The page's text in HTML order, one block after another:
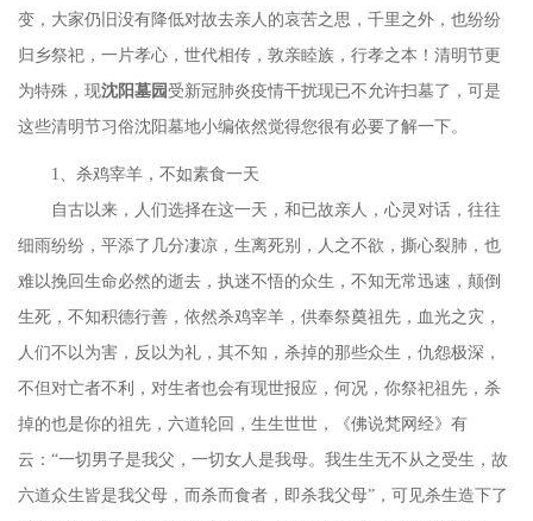
变，大家仍旧没有降低对故去亲人的哀苦之思，千里之外，也纷纷
归乡祭祀，一片孝心，世代相传，敦亲睦族，行孝之本！清明节更
为特殊，现沈阳墓园受新冠肺炎疫情干扰现已不允许扫墓了，可是
这些清明节习俗沈阳墓地小编依然觉得您很有必要了解一下。
1、杀鸡宰羊，不如素食一天
自古以来，人们选择在这一天，和已故亲人，心灵对话，往往
细雨纷纷，平添了几分凄凉，生离死别，人之不欲，撕心裂肺，也
难以挽回生命必然的逝去，执迷不悟的众生，不知无常迅速，颠倒
生死，不知积德行善，依然杀鸡宰羊，供奉祭奠祖先，血光之灾，
人们不以为害，反以为礼，其不知，杀掉的那些众生，仇怨极深，
不但对亡者不利，对生者也会有现世报应，何况，你祭祀祖先，杀
掉的也是你的祖先，六道轮回，生生世世，《佛说梵网经》有
云： “一切男子是我父，一切女人是我母。我生生无不从之受生，故
六道众生皆是我父母，而杀而食者，即杀我父母”，可见杀生造下了